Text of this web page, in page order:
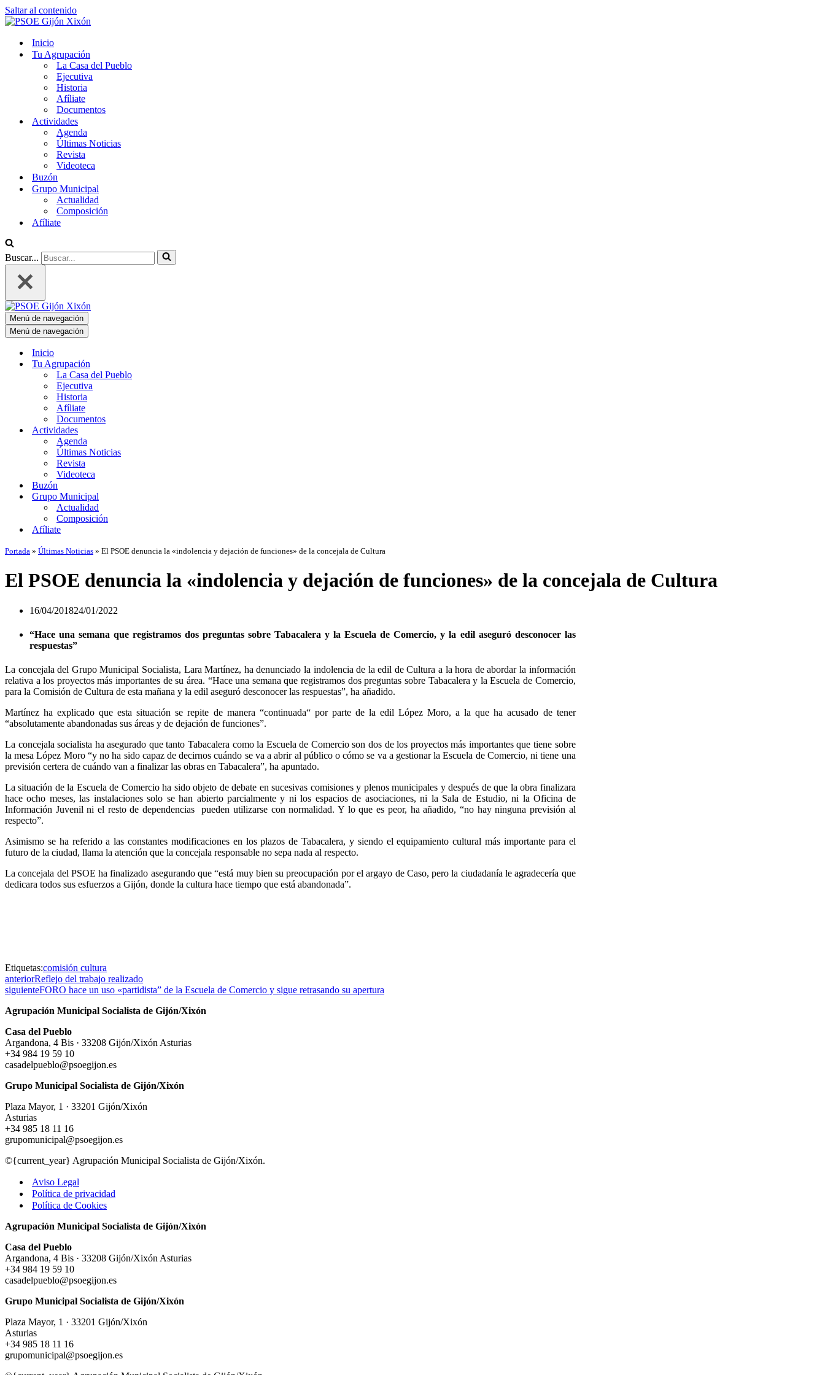
Saltar al contenido
Inicio
Tu Agrupación
La Casa del Pueblo
Ejecutiva
Historia
Afíliate
Documentos
Actividades
Agenda
Últimas Noticias
Revista
Videoteca
Buzón
Grupo Municipal
Actualidad
Composición
Afíliate
Buscar...
Menú de navegación
Menú de navegación
Inicio
Tu Agrupación
La Casa del Pueblo
Ejecutiva
Historia
Afíliate
Documentos
Actividades
Agenda
Últimas Noticias
Revista
Videoteca
Buzón
Grupo Municipal
Actualidad
Composición
Afíliate
Portada » Últimas Noticias » El PSOE denuncia la «indolencia y dejación de funciones» de la concejala de Cultura
El PSOE denuncia la «indolencia y dejación de funciones» de la concejala de Cultura
16/04/201824/01/2022
“Hace una semana que registramos dos preguntas sobre Tabacalera y la Escuela de Comercio, y la edil aseguró desconocer las
respuestas”
La concejala del Grupo Municipal Socialista, Lara Martínez, ha denunciado la indolencia de la edil de Cultura a la hora de abordar la información
relativa a los proyectos más importantes de su área. “Hace una semana que registramos dos preguntas sobre Tabacalera y la Escuela de Comercio,
para la Comisión de Cultura de esta mañana y la edil aseguró desconocer las respuestas”, ha añadido.
Martínez ha explicado que esta situación se repite de manera “continuada“ por parte de la edil López Moro, a la que ha acusado de tener
“absolutamente abandonadas sus áreas y de dejación de funciones”.
La concejala socialista ha asegurado que tanto Tabacalera como la Escuela de Comercio son dos de los proyectos más importantes que tiene sobre
la mesa López Moro “y no ha sido capaz de decirnos cuándo se va a abrir al público o cómo se va a gestionar la Escuela de Comercio, ni tiene una
previsión certera de cuándo van a finalizar las obras en Tabacalera”, ha apuntado.
La situación de la Escuela de Comercio ha sido objeto de debate en sucesivas comisiones y plenos municipales y después de que la obra finalizara
hace ocho meses, las instalaciones solo se han abierto parcialmente y ni los espacios de asociaciones, ni la Sala de Estudio, ni la Oficina de
Información Juvenil ni el resto de dependencias pueden utilizarse con normalidad. Y lo que es peor, ha añadido, “no hay ninguna previsión al
respecto”.
Asimismo se ha referido a las constantes modificaciones en los plazos de Tabacalera, y siendo el equipamiento cultural más importante para el
futuro de la ciudad, llama la atención que la concejala responsable no sepa nada al respecto.
La concejala del PSOE ha finalizado asegurando que “está muy bien su preocupación por el argayo de Caso, pero la ciudadanía le agradecería que
dedicara todos sus esfuerzos a Gijón, donde la cultura hace tiempo que está abandonada”.
Etiquetas:comisión cultura
anteriorReflejo del trabajo realizado
siguienteFORO hace un uso «partidista” de la Escuela de Comercio y sigue retrasando su apertura
Agrupación Municipal Socialista de Gijón/Xixón
Casa del Pueblo
Argandona, 4 Bis · 33208 Gijón/Xixón Asturias
+34 984 19 59 10
casadelpueblo@psoegijon.es
Grupo Municipal Socialista de Gijón/Xixón
Plaza Mayor, 1 · 33201 Gijón/Xixón
Asturias
+34 985 18 11 16
grupomunicipal@psoegijon.es
©{current_year} Agrupación Municipal Socialista de Gijón/Xixón.
Aviso Legal
Política de privacidad
Política de Cookies
Agrupación Municipal Socialista de Gijón/Xixón
Casa del Pueblo
Argandona, 4 Bis · 33208 Gijón/Xixón Asturias
+34 984 19 59 10
casadelpueblo@psoegijon.es
Grupo Municipal Socialista de Gijón/Xixón
Plaza Mayor, 1 · 33201 Gijón/Xixón
Asturias
+34 985 18 11 16
grupomunicipal@psoegijon.es